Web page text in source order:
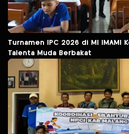
Turnamen IPC 2026 di MI IMAMI
Talenta Muda Berbakat